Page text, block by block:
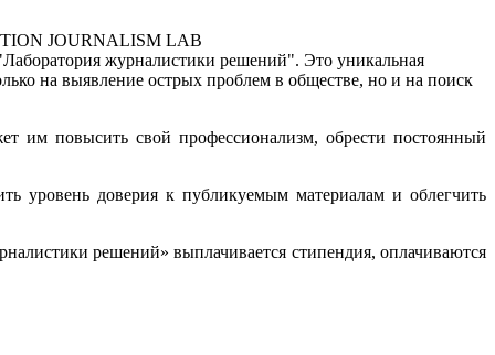
JOURNALISM LAB
журналистики решений". Это уникальная
на выявление острых проблем в обществе, но и на поиск
им повысить свой профессионализм, обрести постоянный
уровень доверия к публикуемым материалам и облегчить
решений» выплачивается стипендия, оплачиваются